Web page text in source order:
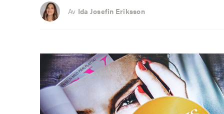
Av Ida Josefin Eriksson